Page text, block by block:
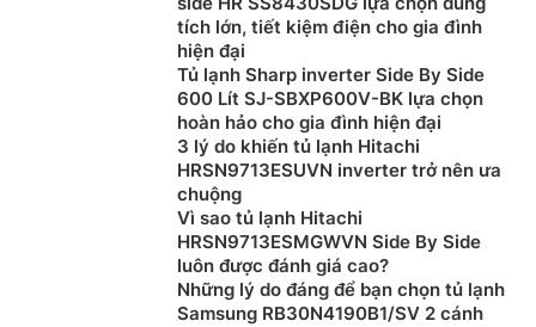
tích lớn, tiết kiệm điện cho gia đình
hiện đại
Tủ lạnh Sharp inverter Side By Side
600 Lít SJ-SBXP600V-BK lựa chọn
hoàn hảo cho gia đình hiện đại
3 lý do khiến tủ lạnh Hitachi
HRSN9713ESUVN inverter trở nên ưa
chuộng
Vì sao tủ lạnh Hitachi
HRSN9713ESMGWVN Side By Side
luôn được đánh giá cao?
Những lý do đáng để bạn chọn tủ lạnh
Samsung RB30N4190B1/SV 2 cánh